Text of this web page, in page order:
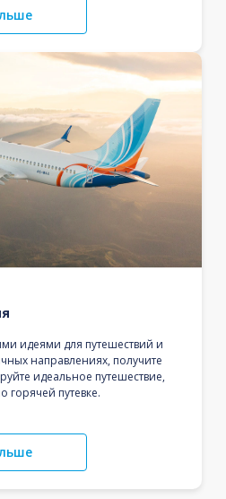
идеями для путешествий и
направлениях, получите
идеальное путешествие,
горячей путевке.